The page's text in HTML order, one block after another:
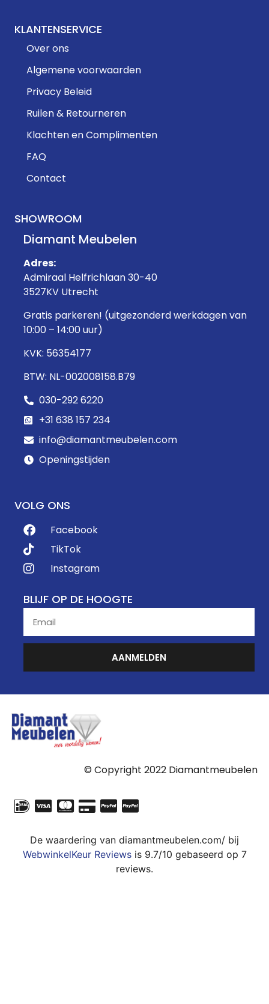
KLANTENSERVICE
Over ons
Algemene voorwaarden
Privacy Beleid
Ruilen & Retourneren
Klachten en Complimenten
FAQ
Contact
SHOWROOM
Diamant Meubelen
Adres:
Admiraal Helfrichlaan 30-40
3527KV Utrecht
Gratis parkeren! (uitgezonderd werkdagen van
10:00 – 14:00 uur)
KVK: 56354177
BTW: NL-002008158.B79
030-292 6220
+31 638 157 234
info@diamantmeubelen.com
Openingstijden
VOLG ONS
Facebook
TikTok
Instagram
BLIJF OP DE HOOGTE
AANMELDEN
© Copyright 2022 Diamantmeubelen
De waardering van diamantmeubelen.com/ bij
WebwinkelKeur Reviewsis 9.7/10 gebaseerd op 7
reviews.